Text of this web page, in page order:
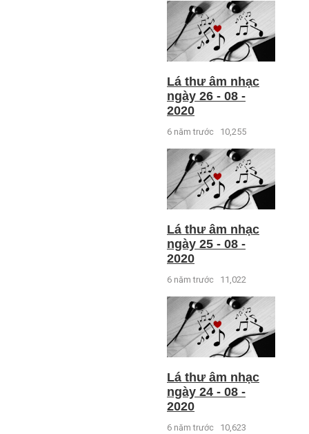
Lá thư âm nhạc
ngày 26 - 08 -
2020
6 năm trước 10,255
Lá thư âm nhạc
ngày 25 - 08 -
2020
6 năm trước 11,022
Lá thư âm nhạc
ngày 24 - 08 -
2020
6 năm trước 10,623